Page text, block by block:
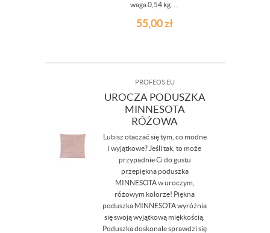
waga 0,54 kg. ...
55,00zł
PROFEOS.EU
UROCZA PODUSZKA
MINNESOTA
RÓŻOWA
Lubisz otaczać się tym, co modne
i wyjątkowe? Jeśli tak, to może
przypadnie Ci do gustu
przepiękna poduszka
MINNESOTA w uroczym,
różowym kolorze! Piękna
poduszka MINNESOTA wyróżnia
się swoją wyjątkową miękkością.
Poduszka doskonale sprawdzi się